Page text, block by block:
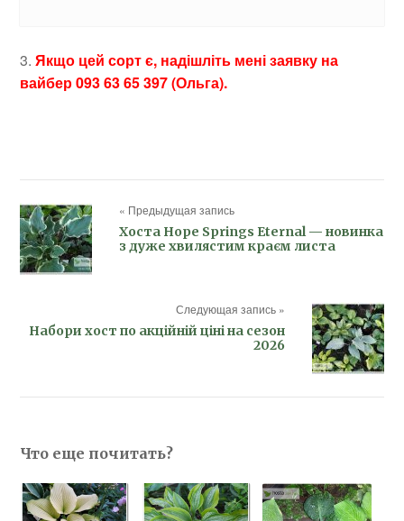
3.Якщо цей сорт є, надішліть мені заявку на
вайбер 093 63 65 397 (Ольга).
« Предыдущая запись
Хоста Hope Springs Eternal — новинка
з дуже хвилястим краєм листа
Следующая запись »
Набори хост по акційній ціні на сезон
2026
Что еще почитать?